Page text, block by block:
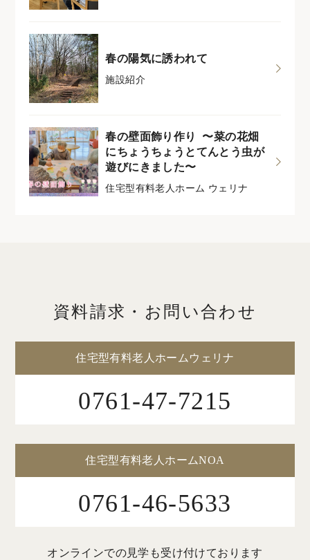
春の陽気に誘われて
施設紹介
春の壁面飾り作り 〜菜の花畑
にちょうちょうとてんとう虫が
遊びにきました〜
住宅型有料老人ホーム ウェリナ
資料請求・お問い合わせ
住宅型有料老人ホームウェリナ
0761-47-7215
住宅型有料老人ホームNOA
0761-46-5633
オンラインでの見学も受け付けております